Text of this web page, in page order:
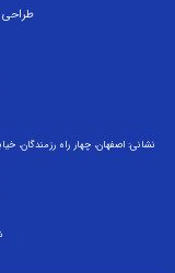
طراحی
نشانی: اصفهان، چهار راه رزمندگان،
شنبه تا پنجشنبه ۹ صبح الی ۱۹